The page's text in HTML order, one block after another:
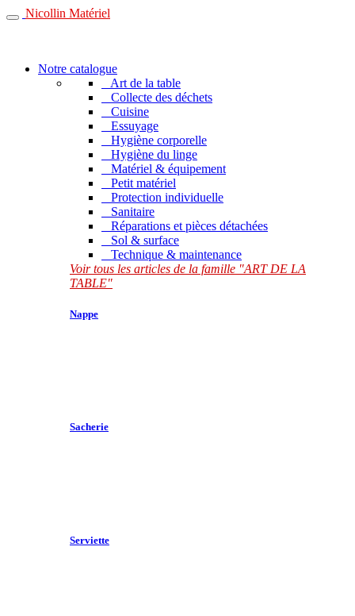
Nicollin Matériel
Notre catalogue
Art de la table
Collecte des déchets
Cuisine
Essuyage
Hygiène corporelle
Hygiène du linge
Matériel & équipement
Petit matériel
Protection individuelle
Sanitaire
Réparations et pièces détachées
Sol & surface
Technique & maintenance
Voir tous les articles de la famille "ART DE LA
TABLE"
Nappe
Sacherie
Serviette